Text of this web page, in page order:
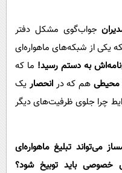
جواب‌گوی مشکل دفتر
یکی از شبکه‌های ماهواره‌ای
به دستم رسید! ما که
محیطیهم که درانحصار یک
چرا جلوی ظرفیت‌های دیگر
می‌تواند تبلیغ ماهواره‌ای
خصوصی باید توبیخ شود؟